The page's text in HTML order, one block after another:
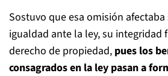
Sostuvo que esa omisión
igualdad ante la ley, su integridad
derecho de propiedad, pues los
consagrados en la ley pasan a